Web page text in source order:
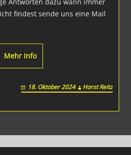
findest sende uns eine Mail
Mehr Info
18. Oktober 2024 Horst Reitz